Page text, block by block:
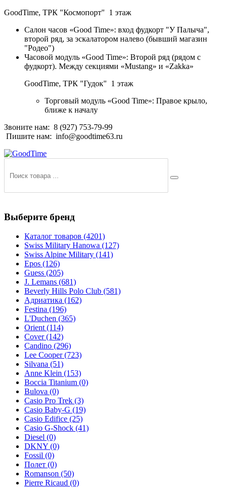
GoodTime, ТРК "Космопорт" 1 этаж
Салон часов «Good Time»: вход фудкорт "У Палыча",
второй ряд, за эскалатором налево (бывший магазин
"Родео")
Часовой модуль «Good Time»: Второй ряд (рядом с
фудкорт). Между секциями «Mustang» и «Zakka»
GoodTime, ТРК "Гудок" 1 этаж
Торговый модуль «Good Time»: Правое крыло,
ближе к началу
Звоните нам: 8 (927) 753-79-99
Пишите нам: info@goodtime63.ru
Выберите бренд
Каталог товаров (4201)
Swiss Military Hanowa (127)
Swiss Alpine Military (141)
Epos (126)
Guess (205)
J. Lemans (681)
Beverly Hills Polo Club (581)
Адриатика (162)
Festina (196)
L'Duchen (365)
Orient(114)
Cover(142)
Candino (296)
Lee Cooper(723)
Silvana (51)
Anne Klein (153)
Boccia Titanium (0)
Bulova (0)
Casio Pro Trek (3)
Casio Baby-G (19)
Casio Edifice (25)
Casio G-Shock (41)
Diesel (0)
DKNY (0)
Fossil (0)
Полет (0)
Romanson (50)
Pierre Ricaud (0)